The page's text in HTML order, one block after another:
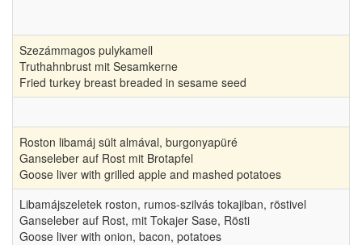
Szezámmagos pulykamell
Truthahnbrust mit Sesamkerne
Fried turkey breast breaded in sesame seed
Roston libamáj sült almával, burgonyapüré
Ganseleber auf Rost mit Brotapfel
Goose liver with grilled apple and mashed potatoes
Libamájszeletek roston, rumos-szilvás tokajiban, röstivel
Ganseleber auf Rost, mit Tokajer Sase, Rösti
Goose liver with onion, bacon, potatoes